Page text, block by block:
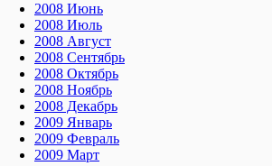
2008 Июнь
2008 Июль
2008 Август
2008 Сентябрь
2008 Октябрь
2008 Ноябрь
2008 Декабрь
2009 Январь
2009 Февраль
2009 Март